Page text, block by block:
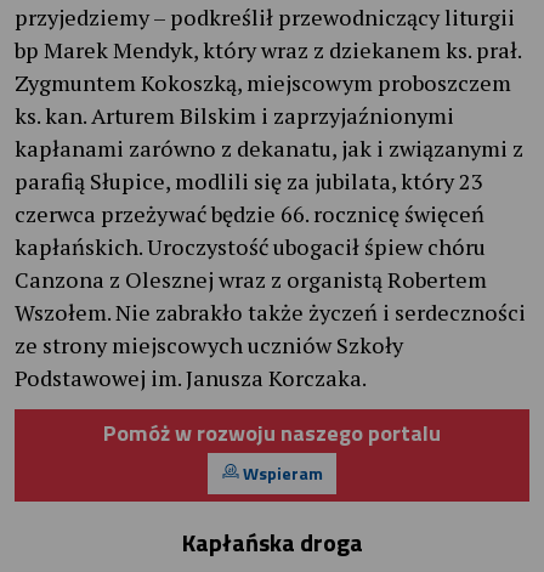
przyjedziemy – podkreślił przewodniczący liturgii
bp Marek Mendyk, który wraz z dziekanem ks. prał.
Zygmuntem Kokoszką, miejscowym proboszczem
ks. kan. Arturem Bilskim i zaprzyjaźnionymi
kapłanami zarówno z dekanatu, jak i związanymi z
parafią Słupice, modlili się za jubilata, który 23
czerwca przeżywać będzie 66. rocznicę święceń
kapłańskich. Uroczystość ubogacił śpiew chóru
Canzona z Olesznej wraz z organistą Robertem
Wszołem. Nie zabrakło także życzeń i serdeczności
ze strony miejscowych uczniów Szkoły
Podstawowej im. Janusza Korczaka.
Pomóż w rozwoju naszego portalu
Wspieram
Kapłańska droga